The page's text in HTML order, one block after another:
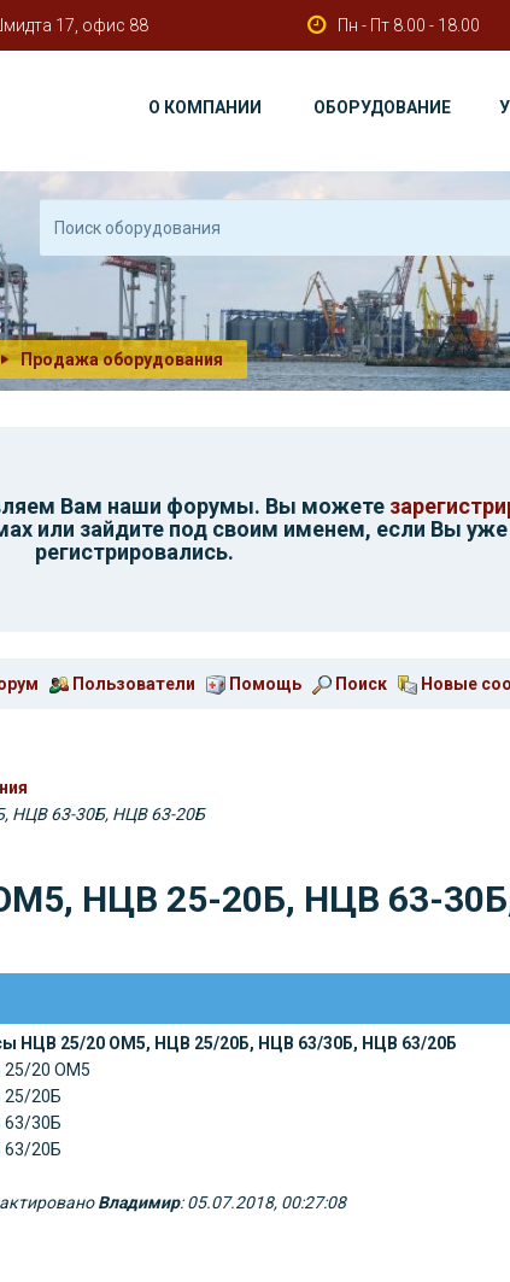
17, офис 88 Пн - Пт 8.00 - 18.00
О КОМПАНИИ ОБОРУДОВАНИЕ
Продажа оборудования
Вам наши форумы. Вы можете
или зайдите под своим именем, если Вы уже
регистрировались.
Пользователи Помощь Поиск Новые
НЦВ 63-30Б, НЦВ 63-20Б
НЦВ 25-20Б, НЦВ 63-
НЦВ 25/20 ОМ5, НЦВ 25/20Б, НЦВ 63/30Б, НЦВ 63/20Б
25/20 ОМ5
25/20Б
63/30Б
63/20Б
Владимир: 05.07.2018, 00:27:08